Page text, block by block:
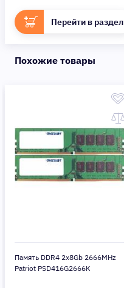
Перейти в раздел
Похожие товары
Память DDR4 2x8Gb 2666MHz
Patriot PSD416G2666K